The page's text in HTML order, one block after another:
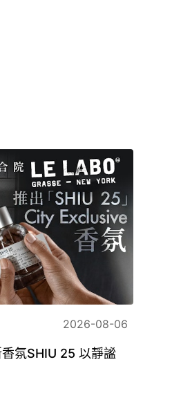
2026-08-06
氛SHIU 25 以靜謐